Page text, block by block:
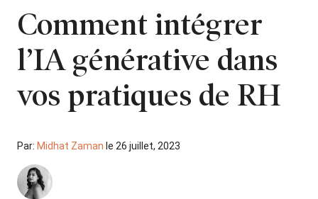
Comment intégrer
l’IA générative dans
vos pratiques de RH
Par: Midhat Zaman le 26 juillet, 2023